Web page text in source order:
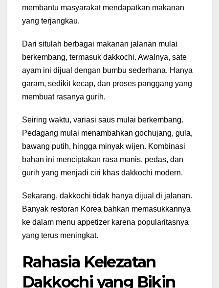
membantu masyarakat mendapatkan makanan
yang terjangkau.
Dari situlah berbagai makanan jalanan mulai
berkembang, termasuk dakkochi. Awalnya, sate
ayam ini dijual dengan bumbu sederhana. Hanya
garam, sedikit kecap, dan proses panggang yang
membuat rasanya gurih.
Seiring waktu, variasi saus mulai berkembang.
Pedagang mulai menambahkan gochujang, gula,
bawang putih, hingga minyak wijen. Kombinasi
bahan ini menciptakan rasa manis, pedas, dan
gurih yang menjadi ciri khas dakkochi modern.
Sekarang, dakkochi tidak hanya dijual di jalanan.
Banyak restoran Korea bahkan memasukkannya
ke dalam menu appetizer karena popularitasnya
yang terus meningkat.
Rahasia Kelezatan
Dakkochi yang Bikin